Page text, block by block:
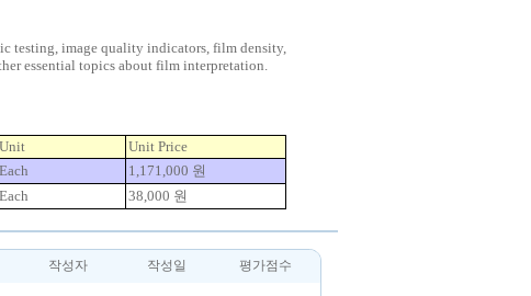
testing, image quality indicators, film density,
essential topics about film interpretation.
Unit
Unit Price
Each
1,171,000 원
Each 38,000 원
작성자 작성일 평가점수